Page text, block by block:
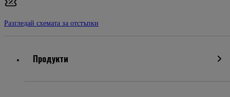
Разгледай схемата за отстъпки
Продукти